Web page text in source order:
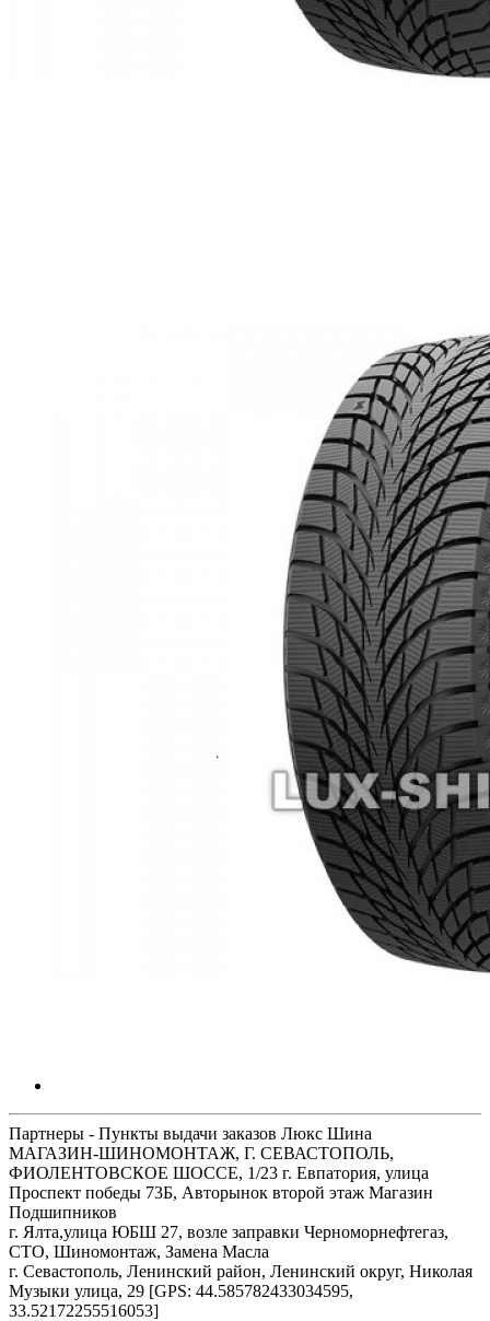
Партнеры - Пункты выдачи заказов Люкс Шина
МАГАЗИН-ШИНОМОНТАЖ, Г. СЕВАСТОПОЛЬ,
ФИОЛЕНТОВСКОЕ ШОССЕ, 1/23 г. Евпатория, улица
Проспект победы 73Б, Авторынок второй этаж Магазин
Подшипников
г. Ялта,улица ЮБШ 27, возле заправки Черноморнефтегаз,
СТО, Шиномонтаж, Замена Масла
г. Севастополь, Ленинский район, Ленинский округ, Николая
Музыки улица, 29 [GPS: 44.585782433034595,
33.52172255516053]